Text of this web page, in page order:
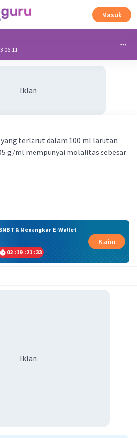
Masuk
06:11
Iklan
yang terlarut dalam 100 ml larutan
g/ml mempunyai molalitas sebesar
& Menangkan E-Wallet
02 :19 :21 :32
Klaim
Iklan